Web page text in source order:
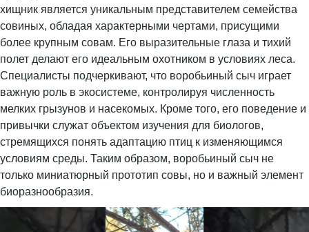
хищник является уникальным представителем семейства
совиных, обладая характерными чертами, присущими
более крупным совам. Его выразительные глаза и тихий
полет делают его идеальным охотником в условиях леса.
Специалисты подчеркивают, что воробьиный сыч играет
важную роль в экосистеме, контролируя численность
мелких грызунов и насекомых. Кроме того, его поведение и
привычки служат объектом изучения для биологов,
стремящихся понять адаптацию птиц к изменяющимся
условиям среды. Таким образом, воробьиный сыч не
только миниатюрный прототип совы, но и важный элемент
биоразнообразия.